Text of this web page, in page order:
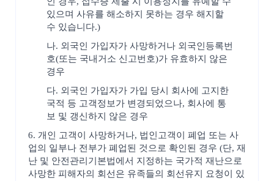
있으며 사유를 해소하지 못하는 경우 해지할
수 있습니다.)
나. 외국인 가입자가 사망하거나 외국인등록번
호(또는 국내거소 신고번호)가 유효하지 않은
경우
다. 외국인 가입자가 가입 당시 회사에 고지한
국적 등 고객정보가 변경되었으나, 회사에 통
보 및 갱신하지 않은 경우
6. 개인 고객이 사망하거나, 법인고객이 폐업 또는 사
업의 일부나 전부가 폐업된 것으로 확인된 경우 (단, 재
난 및 안전관리기본법에서 지정하는 국가적 재난으로
사망한 피해자의 회선은 유족들의 회선유지 요청이 있